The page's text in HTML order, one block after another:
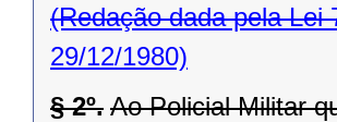
(Redação dada pela Lei
29/12/1980)
§ 2º. Ao Policial Militar